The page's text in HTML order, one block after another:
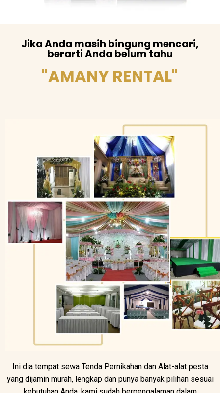
Jika Anda masih bingung mencari,
berarti Anda belum tahu
"AMANY RENTAL"
Ini dia tempat sewa Tenda Pernikahan dan Alat-alat pesta
yang dijamin murah, lengkap dan punya banyak pilihan sesuai
kebutuhan Anda, kami sudah berpengalaman dalam